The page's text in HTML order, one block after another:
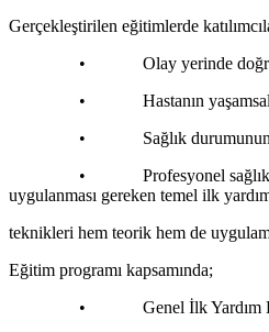
Gerçekleştirilen eğitimlerde
• Olay yerinde doğru
• Hastanın yaşamsal
• Sağlık durumunun
• Profesyonel sağlık
uygulanması gereken temel ilk
teknikleri hem teorik hem de
Eğitim programı kapsamında;
• Genel İlk Yardım